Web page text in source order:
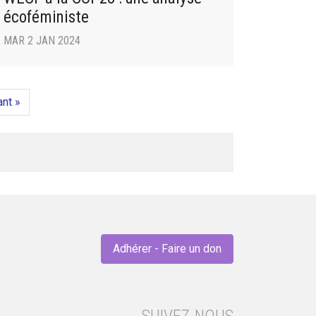
écoféministe
MAR 2 JAN 2024
»
Adhérer - Faire un don